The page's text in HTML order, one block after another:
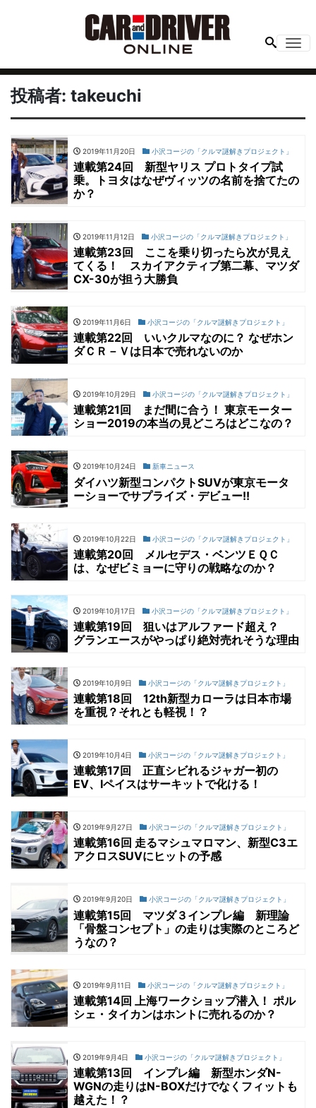
投稿者: takeuchi
2019年11月20日 小沢コージの「クルマ謎解きプロジェクト」
連載第24回 新型ヤリス プロトタイプ試
乗。トヨタはなぜヴィッツの名前を捨てたの
か？
2019年11月12日 小沢コージの「クルマ謎解きプロジェクト」
連載第23回 ここを乗り切ったら次が見え
てくる！ スカイアクティブ第二幕、マツダ
CX-30が担う大勝負
2019年11月6日 小沢コージの「クルマ謎解きプロジェクト」
連載第22回 いいクルマなのに？ なぜホン
ダＣＲ－Ｖは日本で売れないのか
2019年10月29日 小沢コージの「クルマ謎解きプロジェクト」
連載第21回 まだ間に合う！ 東京モーター
ショー2019の本当の見どころはどこなの？
2019年10月24日 新車ニュース
ダイハツ新型コンパクトSUVが東京モータ
ーショーでサプライズ・デビュー!!
2019年10月22日 小沢コージの「クルマ謎解きプロジェクト」
連載第20回 メルセデス・ベンツＥＱＣ
は、なぜビミョーに守りの戦略なのか？
2019年10月17日 小沢コージの「クルマ謎解きプロジェクト」
連載第19回 狙いはアルファード超え？
グランエースがやっぱり絶対売れそうな理由
2019年10月9日 小沢コージの「クルマ謎解きプロジェクト」
連載第18回 12th新型カローラは日本市場
を重視？それとも軽視！？
2019年10月4日 小沢コージの「クルマ謎解きプロジェクト」
連載第17回 正直シビれるジャガー初の
EV、Iペイスはサーキットで化ける！
2019年9月27日 小沢コージの「クルマ謎解きプロジェクト」
連載第16回 走るマシュマロマン、新型C3エ
アクロスSUVにヒットの予感
2019年9月20日 小沢コージの「クルマ謎解きプロジェクト」
連載第15回 マツダ３インプレ編 新理論
「骨盤コンセプト」の走りは実際のところど
うなの？
2019年9月11日 小沢コージの「クルマ謎解きプロジェクト」
連載第14回 上海ワークショップ潜入！ ポル
シェ・タイカンはホントに売れるのか？
2019年9月4日 小沢コージの「クルマ謎解きプロジェクト」
連載第13回 インプレ編 新型ホンダN-
WGNの走りはN-BOXだけでなくフィットも
越えた！？